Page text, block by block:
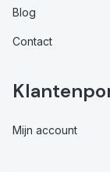
Blog
Contact
Mijn account